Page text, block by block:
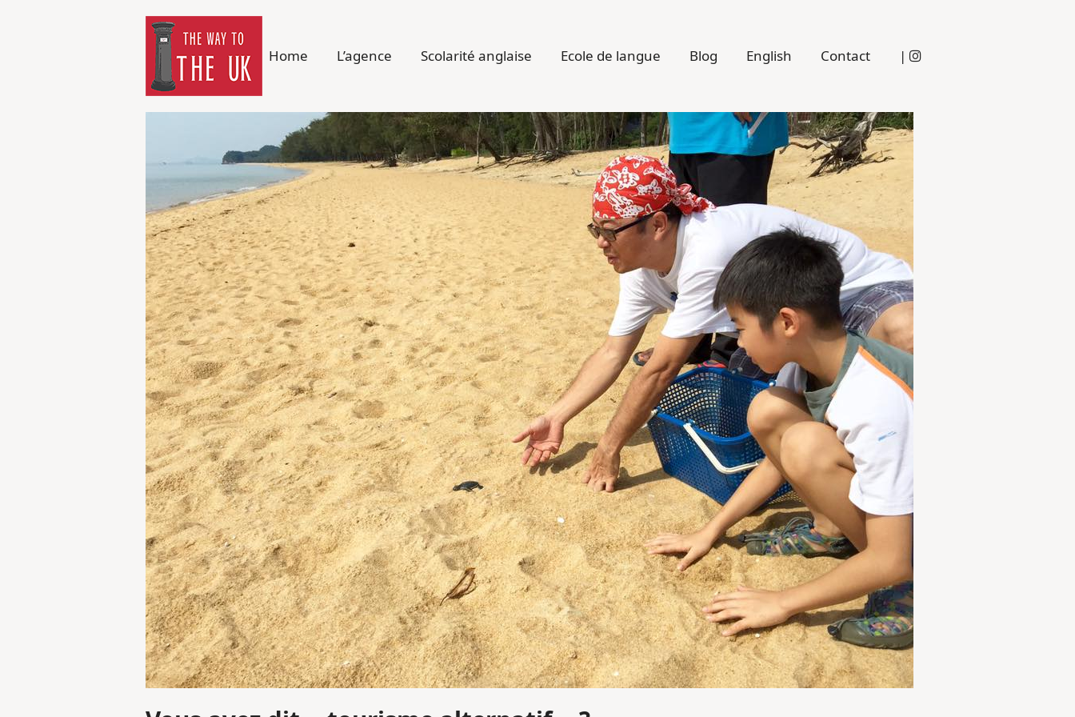
Home L’agence Scolarité anglaise Ecole de langue Blog English Contact |